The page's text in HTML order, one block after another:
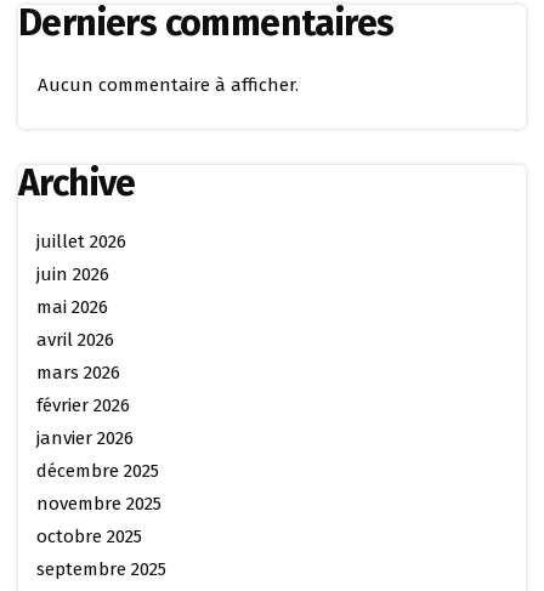
Derniers commentaires
Aucun commentaire à afficher.
Archive
juillet 2026
juin 2026
mai 2026
avril 2026
mars 2026
février 2026
janvier 2026
décembre 2025
novembre 2025
octobre 2025
septembre 2025